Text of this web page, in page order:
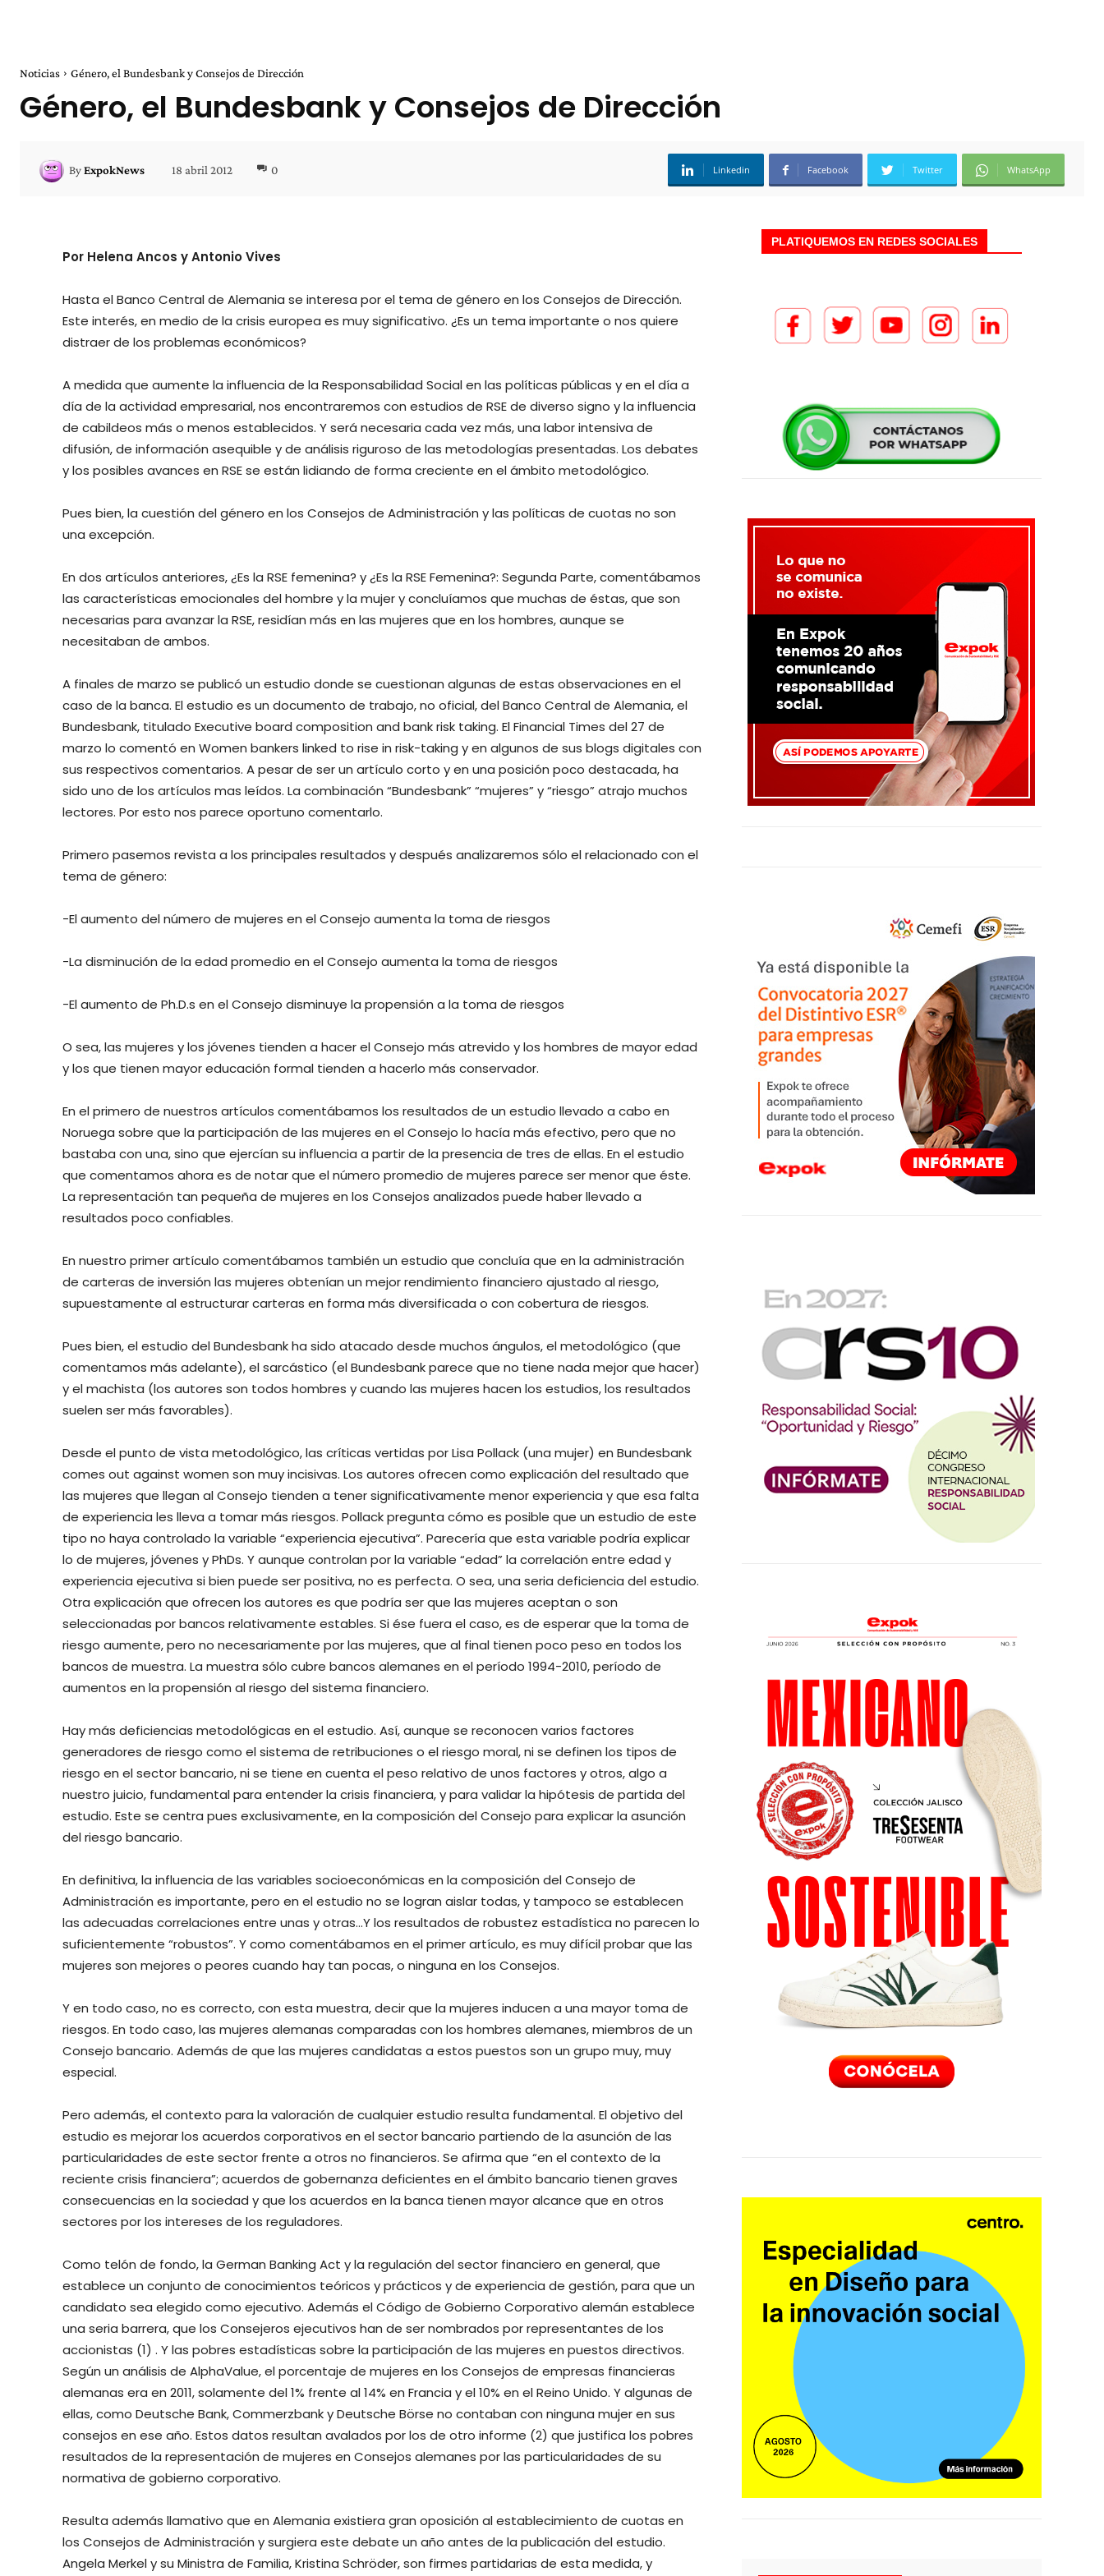
Noticias Género, el Bundesbank y Consejos de Dirección
Género, el Bundesbank y Consejos de Dirección
ByExpokNews 18 abril 2012 0 Linkedin Facebook Twitter WhatsApp
Por Helena Ancos y Antonio Vives
Hasta el Banco Central de Alemania se interesa por el tema de género en los Consejos de Dirección.
Este interés, en medio de la crisis europea es muy significativo. ¿Es un tema importante o nos quiere
distraer de los problemas económicos?
A medida que aumente la influencia de la Responsabilidad Social en las políticas públicas y en el día a
día de la actividad empresarial, nos encontraremos con estudios de RSE de diverso signo y la influencia
de cabildeos más o menos establecidos. Y será necesaria cada vez más, una labor intensiva de
difusión, de información asequible y de análisis riguroso de las metodologías presentadas. Los debates
y los posibles avances en RSE se están lidiando de forma creciente en el ámbito metodológico.
Pues bien, la cuestión del género en los Consejos de Administración y las políticas de cuotas no son
una excepción.
En dos artículos anteriores, ¿Es la RSE femenina? y ¿Es la RSE Femenina?: Segunda Parte, comentábamos
las características emocionales del hombre y la mujer y concluíamos que muchas de éstas, que son
necesarias para avanzar la RSE, residían más en las mujeres que en los hombres, aunque se
necesitaban de ambos.
A finales de marzo se publicó un estudio donde se cuestionan algunas de estas observaciones en el
caso de la banca. El estudio es un documento de trabajo, no oficial, del Banco Central de Alemania, el
Bundesbank, titulado Executive board composition and bank risk taking. El Financial Times del 27 de
marzo lo comentó en Women bankers linked to rise in risk-taking y en algunos de sus blogs digitales con
sus respectivos comentarios. A pesar de ser un artículo corto y en una posición poco destacada, ha
sido uno de los artículos mas leídos. La combinación “Bundesbank” “mujeres” y “riesgo” atrajo muchos
lectores. Por esto nos parece oportuno comentarlo.
Primero pasemos revista a los principales resultados y después analizaremos sólo el relacionado con el
tema de género:
-El aumento del número de mujeres en el Consejo aumenta la toma de riesgos
-La disminución de la edad promedio en el Consejo aumenta la toma de riesgos
-El aumento de Ph.D.s en el Consejo disminuye la propensión a la toma de riesgos
O sea, las mujeres y los jóvenes tienden a hacer el Consejo más atrevido y los hombres de mayor edad
y los que tienen mayor educación formal tienden a hacerlo más conservador.
En el primero de nuestros artículos comentábamos los resultados de un estudio llevado a cabo en
Noruega sobre que la participación de las mujeres en el Consejo lo hacía más efectivo, pero que no
bastaba con una, sino que ejercían su influencia a partir de la presencia de tres de ellas. En el estudio
que comentamos ahora es de notar que el número promedio de mujeres parece ser menor que éste.
La representación tan pequeña de mujeres en los Consejos analizados puede haber llevado a
resultados poco confiables.
En nuestro primer artículo comentábamos también un estudio que concluía que en la administración
de carteras de inversión las mujeres obtenían un mejor rendimiento financiero ajustado al riesgo,
supuestamente al estructurar carteras en forma más diversificada o con cobertura de riesgos.
Pues bien, el estudio del Bundesbank ha sido atacado desde muchos ángulos, el metodológico (que
comentamos más adelante), el sarcástico (el Bundesbank parece que no tiene nada mejor que hacer)
y el machista (los autores son todos hombres y cuando las mujeres hacen los estudios, los resultados
suelen ser más favorables).
Desde el punto de vista metodológico, las críticas vertidas por Lisa Pollack (una mujer) en Bundesbank
comes out against women son muy incisivas. Los autores ofrecen como explicación del resultado que
las mujeres que llegan al Consejo tienden a tener significativamente menor experiencia y que esa falta
de experiencia les lleva a tomar más riesgos. Pollack pregunta cómo es posible que un estudio de este
tipo no haya controlado la variable “experiencia ejecutiva”. Parecería que esta variable podría explicar
lo de mujeres, jóvenes y PhDs. Y aunque controlan por la variable “edad” la correlación entre edad y
experiencia ejecutiva si bien puede ser positiva, no es perfecta. O sea, una seria deficiencia del estudio.
Otra explicación que ofrecen los autores es que podría ser que las mujeres aceptan o son
seleccionadas por bancos relativamente estables. Si ése fuera el caso, es de esperar que la toma de
riesgo aumente, pero no necesariamente por las mujeres, que al final tienen poco peso en todos los
bancos de muestra. La muestra sólo cubre bancos alemanes en el período 1994-2010, período de
aumentos en la propensión al riesgo del sistema financiero.
Hay más deficiencias metodológicas en el estudio. Así, aunque se reconocen varios factores
generadores de riesgo como el sistema de retribuciones o el riesgo moral, ni se definen los tipos de
riesgo en el sector bancario, ni se tiene en cuenta el peso relativo de unos factores y otros, algo a
nuestro juicio, fundamental para entender la crisis financiera, y para validar la hipótesis de partida del
estudio. Este se centra pues exclusivamente, en la composición del Consejo para explicar la asunción
del riesgo bancario.
En definitiva, la influencia de las variables socioeconómicas en la composición del Consejo de
Administración es importante, pero en el estudio no se logran aislar todas, y tampoco se establecen
las adecuadas correlaciones entre unas y otras…Y los resultados de robustez estadística no parecen lo
suficientemente “robustos”. Y como comentábamos en el primer artículo, es muy difícil probar que las
mujeres son mejores o peores cuando hay tan pocas, o ninguna en los Consejos.
Y en todo caso, no es correcto, con esta muestra, decir que la mujeres inducen a una mayor toma de
riesgos. En todo caso, las mujeres alemanas comparadas con los hombres alemanes, miembros de un
Consejo bancario. Además de que las mujeres candidatas a estos puestos son un grupo muy, muy
especial.
Pero además, el contexto para la valoración de cualquier estudio resulta fundamental. El objetivo del
estudio es mejorar los acuerdos corporativos en el sector bancario partiendo de la asunción de las
particularidades de este sector frente a otros no financieros. Se afirma que “en el contexto de la
reciente crisis financiera”; acuerdos de gobernanza deficientes en el ámbito bancario tienen graves
consecuencias en la sociedad y que los acuerdos en la banca tienen mayor alcance que en otros
sectores por los intereses de los reguladores.
Como telón de fondo, la German Banking Act y la regulación del sector financiero en general, que
establece un conjunto de conocimientos teóricos y prácticos y de experiencia de gestión, para que un
candidato sea elegido como ejecutivo. Además el Código de Gobierno Corporativo alemán establece
una seria barrera, que los Consejeros ejecutivos han de ser nombrados por representantes de los
accionistas (1) . Y las pobres estadísticas sobre la participación de las mujeres en puestos directivos.
Según un análisis de AlphaValue, el porcentaje de mujeres en los Consejos de empresas financieras
alemanas era en 2011, solamente del 1% frente al 14% en Francia y el 10% en el Reino Unido. Y algunas de
ellas, como Deutsche Bank, Commerzbank y Deutsche Börse no contaban con ninguna mujer en sus
consejos en ese año. Estos datos resultan avalados por los de otro informe (2) que justifica los pobres
resultados de la representación de mujeres en Consejos alemanes por las particularidades de su
normativa de gobierno corporativo.
Resulta además llamativo que en Alemania existiera gran oposición al establecimiento de cuotas en
los Consejos de Administración y surgiera este debate un año antes de la publicación del estudio.
Angela Merkel y su Ministra de Familia, Kristina Schröder, son firmes partidarias de esta medida, y
PLATIQUEMOS EN REDES SOCIALES